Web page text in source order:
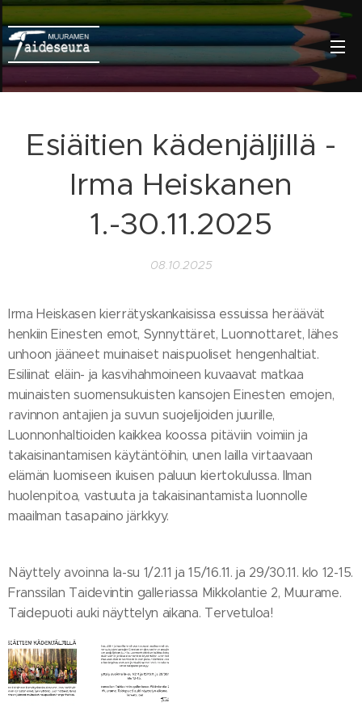
Esiäitien kädenjäljillä -
Irma Heiskanen
1.-30.11.2025
08.10.2025
Irma Heiskasen kierrätyskankaisissa essuissa heräävät
henkiin Einesten emot, Synnyttäret, Luonnottaret, lähes
unhoon jääneet muinaiset naispuoliset hengenhaltiat.
Esiliinat eläin- ja kasvihahmoineen kuvaavat matkaa
muinaisten suomensukuisten kansojen Einesten emojen,
ravinnon antajien ja suvun suojelijoiden juurille,
Luonnonhaltioiden kaikkea koossa pitäviin voimiin ja
takaisinantamisen käytäntöihin, unen lailla virtaavaan
elämän luomiseen ikuisen paluun kiertokulussa. Ilman
huolenpitoa, vastuuta ja takaisinantamista luonnolle
maailman tasapaino järkkyy.
Näyttely avoinna la-su 1/2.11 ja 15/16.11. ja 29/30.11. klo 12-15.
Franssilan Taidevintin galleriassa Mikkolantie 2, Muurame.
Taidepuoti auki näyttelyn aikana. Tervetuloa!